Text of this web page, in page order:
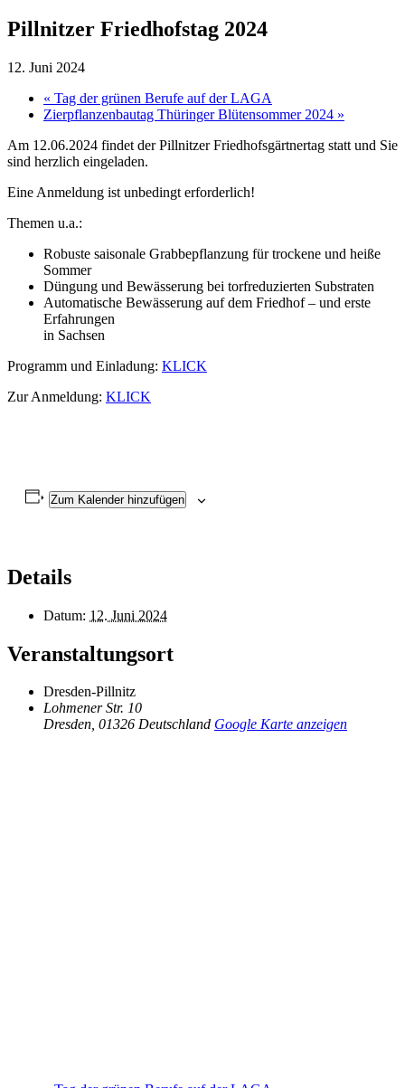
Pillnitzer Friedhofstag 2024
12. Juni 2024
« Tag der grünen Berufe auf der LAGA
Zierpflanzenbautag Thüringer Blütensommer 2024 »
Am 12.06.2024 findet der Pillnitzer Friedhofsgärtnertag statt und Sie
sind herzlich eingeladen.
Eine Anmeldung ist unbedingt erforderlich!
Themen u.a.:
Robuste saisonale Grabbepflanzung für trockene und heiße
Sommer
Düngung und Bewässerung bei torfreduzierten Substraten
Automatische Bewässerung auf dem Friedhof – und erste
Erfahrungen
in Sachsen
Programm und Einladung: KLICK
Zur Anmeldung: KLICK
Zum Kalender hinzufügen
Details
Datum: 12. Juni 2024
Veranstaltungsort
Dresden-Pillnitz
Lohmener Str. 10
Dresden, 01326 Deutschland Google Karte anzeigen